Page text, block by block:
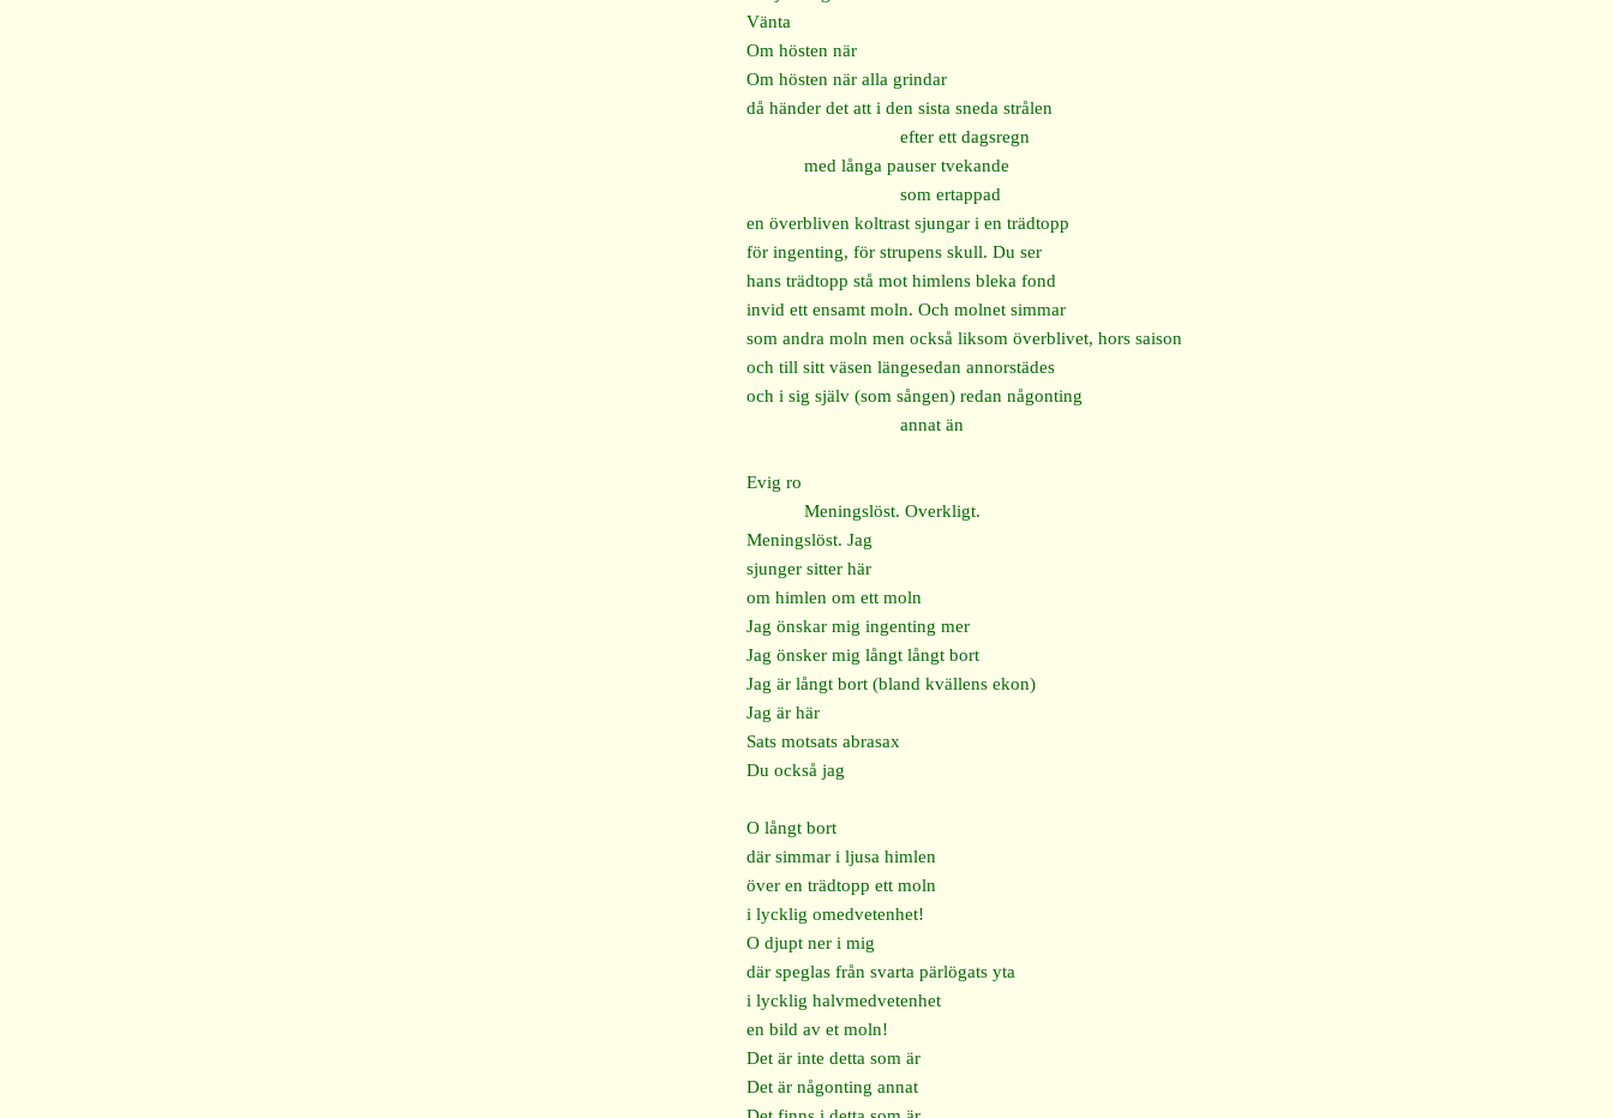
Vänta
Om hösten när
Om hösten när alla grindar
då händer det att i den sista sneda strålen
efter ett dagsregn
med långa pauser tvekande
som ertappad
en överbliven koltrast sjungar i en trädtopp
för ingenting, för strupens skull. Du ser
hans trädtopp stå mot himlens bleka fond
invid ett ensamt moln. Och molnet simmar
som andra moln men också liksom överblivet, hors saison
och till sitt väsen längesedan annorstädes
och i sig själv (som sången) redan någonting
annat än
Evig ro
Meningslöst. Overkligt.
Meningslöst. Jag
sjunger sitter här
om himlen om ett moln
Jag önskar mig ingenting mer
Jag önsker mig långt långt bort
Jag är långt bort (bland kvällens ekon)
Jag är här
Sats motsats abrasax
Du också jag
O långt bort
där simmar i ljusa himlen
över en trädtopp ett moln
i lycklig omedvetenhet!
O djupt ner i mig
där speglas från svarta pärlögats yta
i lycklig halvmedvetenhet
en bild av et moln!
Det är inte detta som är
Det är någonting annat